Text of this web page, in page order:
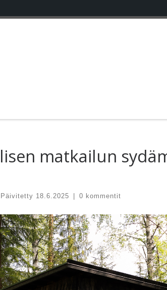
matkailun
Päivitetty 18.6.2025 0 kommentit